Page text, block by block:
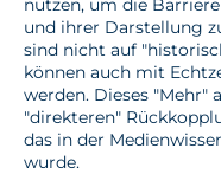
und ihrer Darstellung
sind nicht auf
können auch mit
werden. Dieses "Mehr"
"direkteren"
das in der
wurde.